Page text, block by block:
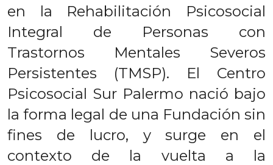
en la Rehabilitación Psicosocial
Integral de Personas con
Trastornos Mentales Severos
Persistentes (TMSP). El Centro
Psicosocial Sur Palermo nació bajo
la forma legal de una Fundación sin
fines de lucro, y surge en el
contexto de la vuelta a la